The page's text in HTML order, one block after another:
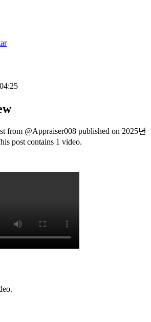
from @Appraiser008 published on 2025년
post contains 1 video.